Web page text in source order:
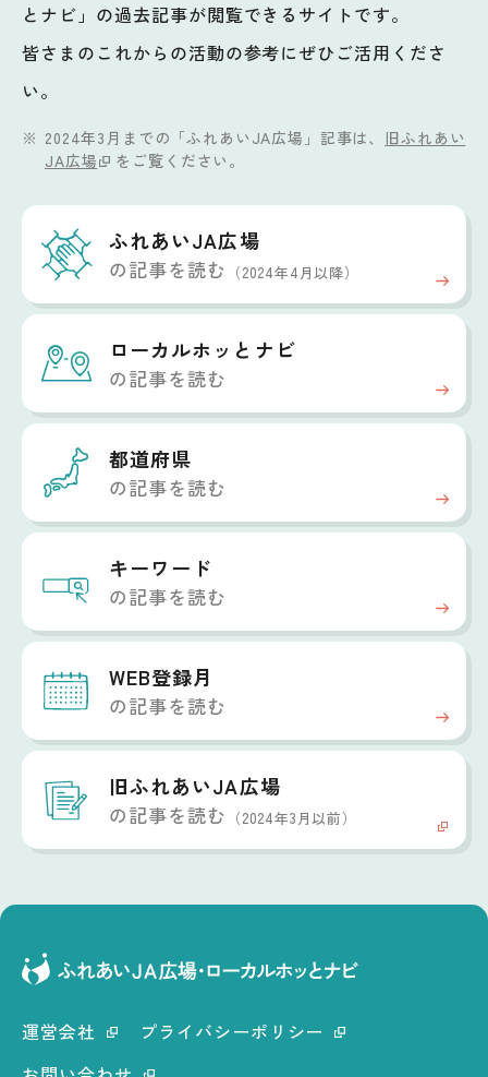
とナビ」の過去記事が閲覧できるサイトです。
皆さまのこれからの活動の参考にぜひご活用くださ
い。
2024年3月までの「ふれあいJA広場」記事は、 旧ふれあい
JA広場
をご覧ください。
ふれあいJA広場
の記事を読む （2024年4月以降）
ローカルホッと ナビ
の記事を読む
都道府県
の記事を読む
キーワード
の記事を読む
WEB登録月
の記事を読む
旧ふれあいJA広場
の記事を読む （2024年3月以前）
運営会社
プライバシーポリシー